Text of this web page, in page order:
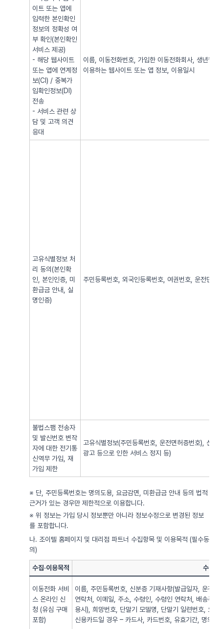
이트 또는 앱에
입력한 본인확인
정보의 정확성 여
부 확인(본인확인
서비스 제공)
- 해당 웹사이트
또는 앱에 연계정
보(CI) / 중복가
입확인정보(DI)
전송
- 서비스 관련 상
담 및 고객 의견
응대
이름, 이동전화번호, 가입한 이동전화회사, 생년
이용하는 웹사이트 또는 앱 정보, 이용일시
고유식별정보 처
리 동의(본인확
인, 본인인증, 미
환급금 안내, 실
명인증)
주민등록번호, 외국인등록번호, 여권번호, 운전면
불법스팸 전송자
및 발신번호 변작
자에 대한 전기통
신역무 가입, 재
가입 제한
고유식별정보(주민등록번호, 운전면허증번호), 신
광고 등으로 인한 서비스 정지 등)
※ 단, 주민등록번호는 명의도용, 요금감면, 미환급금 안내 등의 법적
근거가 있는 경우만 제한적으로 이용합니다.
※ 위 정보는 가입 당시 정보뿐만 아니라 정보수정으로 변경된 정보
를 포함합니다.
나. 조이텔 홈페이지 및 대리점 파트너 수집항목 및 이용목적 (필수동
의)
수집·이용목적 수집·
이동전화 서비
스 온라인 신
청 (유심 구매
포함)
이름, 주민등록번호, 신분증 기재사항(발급일자, 운전
연락처, 이메일, 주소, 수령인, 수령인 연락처, 배송주
용시), 희망번호, 단말기 모델명, 단말기 일련번호, 요
신용카드일 경우 – 카드사, 카드번호, 유효기간, 명의